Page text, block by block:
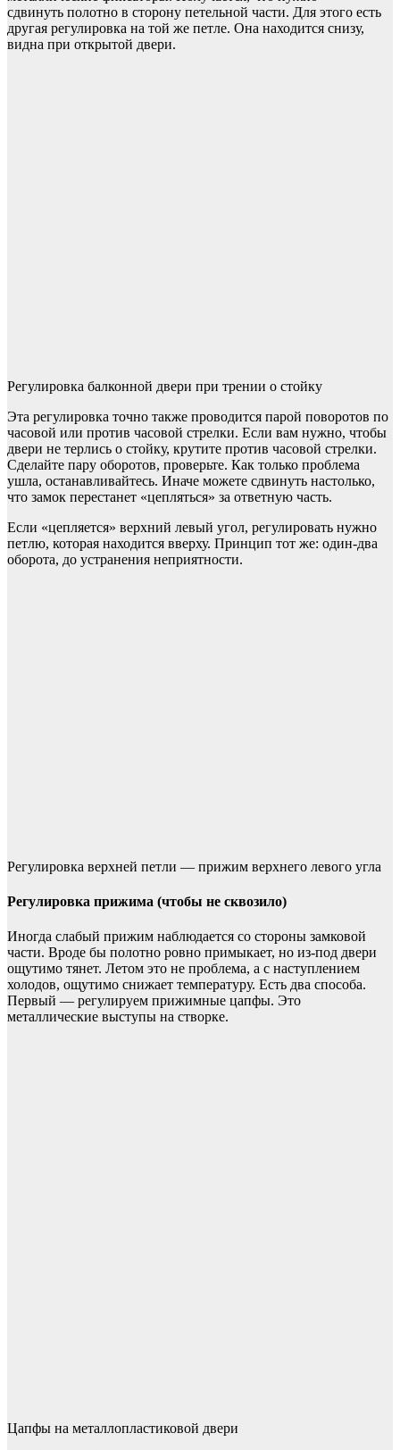
сдвинуть полотно в сторону петельной части. Для этого есть
другая регулировка на той же петле. Она находится снизу,
видна при открытой двери.
Регулировка балконной двери при трении о стойку
Эта регулировка точно также проводится парой поворотов по
часовой или против часовой стрелки. Если вам нужно, чтобы
двери не терлись о стойку, крутите против часовой стрелки.
Сделайте пару оборотов, проверьте. Как только проблема
ушла, останавливайтесь. Иначе можете сдвинуть настолько,
что замок перестанет «цепляться» за ответную часть.
Если «цепляется» верхний левый угол, регулировать нужно
петлю, которая находится вверху. Принцип тот же: один-два
оборота, до устранения неприятности.
Регулировка верхней петли — прижим верхнего левого угла
Регулировка прижима (чтобы не сквозило)
Иногда слабый прижим наблюдается со стороны замковой
части. Вроде бы полотно ровно примыкает, но из-под двери
ощутимо тянет. Летом это не проблема, а с наступлением
холодов, ощутимо снижает температуру. Есть два способа.
Первый — регулируем прижимные цапфы. Это
металлические выступы на створке.
Цапфы на металлопластиковой двери